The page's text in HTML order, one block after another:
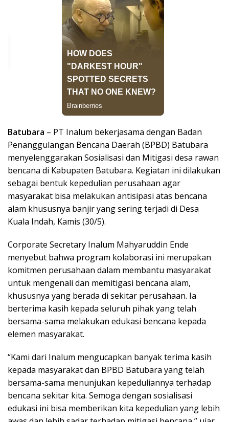
Batubara – PT Inalum bekerjasama dengan Badan
Penanggulangan Bencana Daerah (BPBD) Batubara
menyelenggarakan Sosialisasi dan Mitigasi desa rawan
bencana di Kabupaten Batubara. Kegiatan ini dilakukan
sebagai bentuk kepedulian perusahaan agar
masyarakat bisa melakukan antisipasi atas bencana
alam khususnya banjir yang sering terjadi di Desa
Kuala Indah, Kamis (30/5).
Corporate Secretary Inalum Mahyaruddin Ende
menyebut bahwa program kolaborasi ini merupakan
komitmen perusahaan dalam membantu masyarakat
untuk mengenali dan memitigasi bencana alam,
khususnya yang berada di sekitar perusahaan. Ia
berterima kasih kepada seluruh pihak yang telah
bersama-sama melakukan edukasi bencana kepada
elemen masyarakat.
“Kami dari Inalum mengucapkan banyak terima kasih
kepada masyarakat dan BPBD Batubara yang telah
bersama-sama menunjukan kepeduliannya terhadap
bencana sekitar kita. Semoga dengan sosialisasi
edukasi ini bisa memberikan kita kepedulian yang lebih